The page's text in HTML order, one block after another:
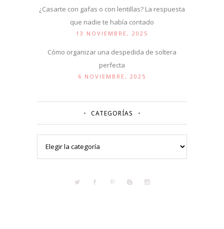
¿Casarte con gafas o con lentillas? La respuesta
que nadie te había contado
13 NOVIEMBRE, 2025
Cómo organizar una despedida de soltera
perfecta
6 NOVIEMBRE, 2025
CATEGORÍAS